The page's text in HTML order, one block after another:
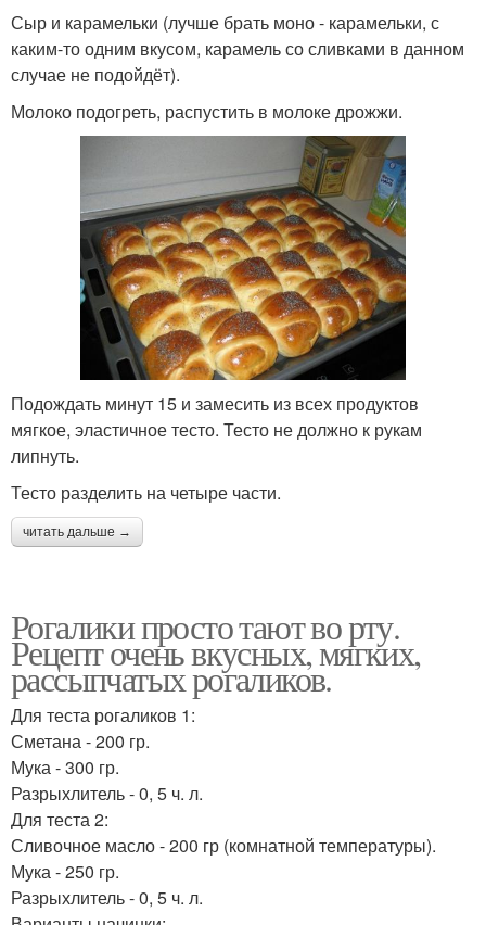
Сыр и карамельки (лучше брать моно - карамельки, с
каким-то одним вкусом, карамель со сливками в данном
случае не подойдёт).
Молоко подогреть, распустить в молоке дрожжи.
Подождать минут 15 и замесить из всех продуктов
мягкое, эластичное тесто. Тесто не должно к рукам
липнуть.
Тесто разделить на четыре части.
читать дальше →
Рогалики просто тают во рту.
Рецепт очень вкусных, мягких,
рассыпчатых рогаликов.
Для теста рогаликов 1:
Сметана - 200 гр.
Мука - 300 гр.
Разрыхлитель - 0, 5 ч. л.
Для теста 2:
Сливочное масло - 200 гр (комнатной температуры).
Мука - 250 гр.
Разрыхлитель - 0, 5 ч. л.